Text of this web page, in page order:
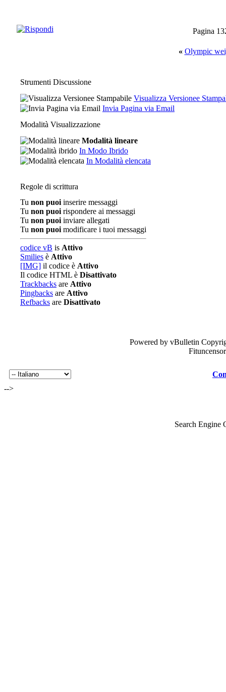
Pagina
« Olympic
Strumenti Discussione
Visualizza Versionee
Invia Pagina via Email
Modalità Visualizzazione
Modalità lineare
In Modo Ibrido
In Modalità elencata
Regole di scrittura
Tu non puoi inserire messaggi
Tu non puoi rispondere ai messaggi
Tu non puoi inviare allegati
Tu non puoi modificare i tuoi messaggi
codice vB is Attivo
Smilies è Attivo
[IMG] il codice è Attivo
Il codice HTML è Disattivato
Trackbacks are Attivo
Pingbacks are Attivo
Refbacks are Disattivato
Powered by vBulletin
-->
Search Engine